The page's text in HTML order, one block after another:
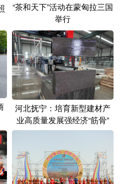
“茶和天下”活动在蒙匈拉三国
举行
河北抚宁：培育新型建材产
业高质量发展强经济“筋骨”